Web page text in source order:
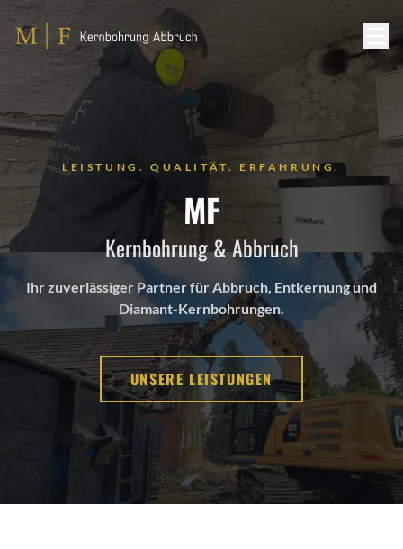
LEISTUNG. QUALITÄT. ERFAHRUNG.
MF
Kernbohrung & Abbruch
Ihr zuverlässiger Partner für Abbruch, Entkernung und
Diamant-Kernbohrungen.
UNSERE LEISTUNGEN